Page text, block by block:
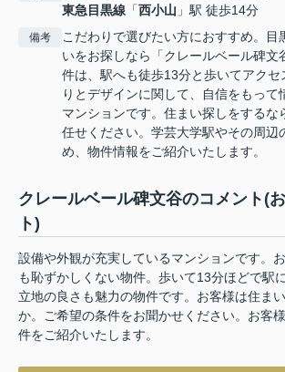
東急目黒線 「西小山 」駅 徒歩14分
備考
こだわりで選びたい方におすすめ。目
いをお探しなら「クレールベール碑文
件は、駅へも徒歩13分と歩いてアクセ
りとデザインに関して、自信をもって
マンションです。住まい探しをするな
任せください。学芸大学駅やその周辺
め、物件情報をご紹介いたします。
クレールベール碑文谷のコメント(
ト)
設備や外観が充実しているマンションです。
も恥ずかしくない物件。歩いて13分ほどで駅
立地の良さも魅力の物件です。お客様は住ま
か。ご希望の条件をお聞かせください。お客
件をご紹介いたします。